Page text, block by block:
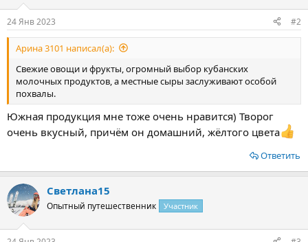
24 Янв 2023 #2
Арина 3101 написал(а):
Свежие овощи и фрукты, огромный выбор кубанских
молочных продуктов, а местные сыры заслуживают особой
похвалы.
Южная продукция мне тоже очень нравится) Творог
очень вкусный, причём он домашний, жёлтого цвета
Ответить
Светлана15
Опытный путешественник Участник